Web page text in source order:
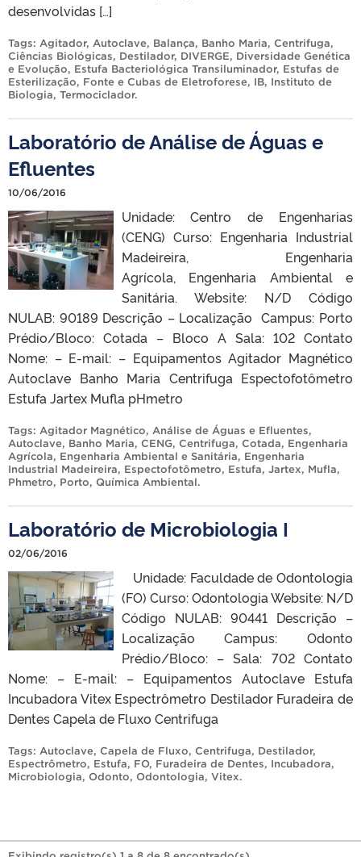
desenvolvidas […]
Tags: Agitador, Autoclave, Balança, Banho Maria, Centrifuga,
Ciências Biológicas, Destilador, DIVERGE, Diversidade Genética
e Evolução, Estufa Bacteriológica Transiluminador, Estufas de
Esterilização, Fonte e Cubas de Eletroforese, IB, Instituto de
Biologia, Termociclador.
Laboratório de Análise de Águas e
Efluentes
10/06/2016
Unidade: Centro de Engenharias
(CENG) Curso: Engenharia Industrial
Madeireira, Engenharia
Agrícola, Engenharia Ambiental e
Sanitária. Website: N/D Código
NULAB: 90189 Descrição – Localização Campus: Porto
Prédio/Bloco: Cotada – Bloco A Sala: 102 Contato
Nome: – E-mail: – Equipamentos Agitador Magnético
Autoclave Banho Maria Centrifuga Espectofotômetro
Estufa Jartex Mufla pHmetro
Tags: Agitador Magnético, Análise de Águas e Efluentes,
Autoclave, Banho Maria, CENG, Centrifuga, Cotada, Engenharia
Agrícola, Engenharia Ambiental e Sanitária, Engenharia
Industrial Madeireira, Espectofotômetro, Estufa, Jartex, Mufla,
Phmetro, Porto, Química Ambiental.
Laboratório de Microbiologia I
02/06/2016
Unidade: Faculdade de Odontologia
(FO) Curso: Odontologia Website: N/D
Código NULAB: 90441 Descrição –
Localização Campus: Odonto
Prédio/Bloco: – Sala: 702 Contato
Nome: – E-mail: – Equipamentos Autoclave Estufa
Incubadora Vitex Espectrômetro Destilador Furadeira de
Dentes Capela de Fluxo Centrifuga
Tags: Autoclave, Capela de Fluxo, Centrifuga, Destilador,
Espectrômetro, Estufa, FO, Furadeira de Dentes, Incubadora,
Microbiologia, Odonto, Odontologia, Vitex.